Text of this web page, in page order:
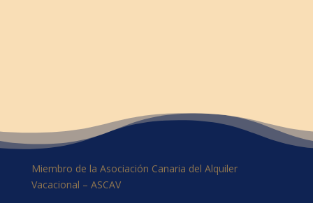
Miembro de la Asociación Canaria del Alquiler
Vacacional – ASCAV